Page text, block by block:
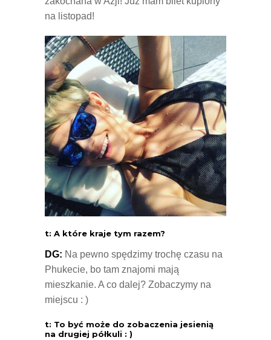
na listopad!
t: A które kraje tym razem?
DG: Na pewno spędzimy trochę czasu na
Phukecie, bo tam znajomi mają
mieszkanie. A co dalej? Zobaczymy na
miejscu : )
t: To być może do zobaczenia jesienią
na drugiej półkuli : )